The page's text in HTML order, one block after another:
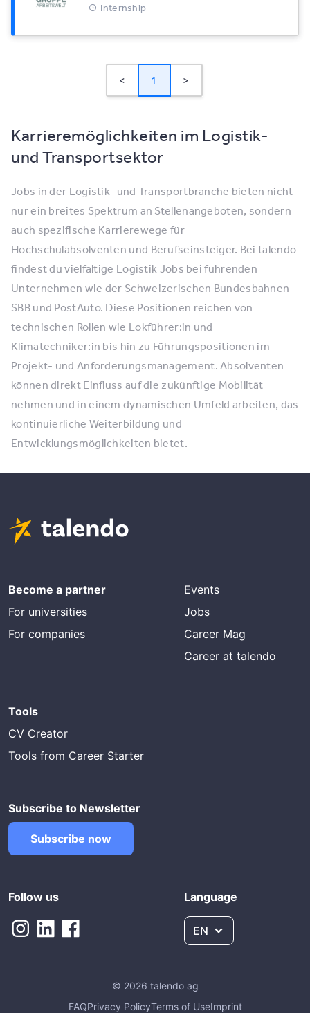
Internship
< 1 >
Karrieremöglichkeiten im Logistik-
und Transportsektor
Jobs in der Logistik- und Transportbranche bieten nicht
nur ein breites Spektrum an Stellenangeboten, sondern
auch spezifische Karrierewege für
Hochschulabsolventen und Berufseinsteiger. Bei talendo
findest du vielfältige Logistik Jobs bei führenden
Unternehmen wie der Schweizerischen Bundesbahnen
SBB und PostAuto. Diese Positionen reichen von
technischen Rollen wie Lokführer:in und
Klimatechniker:in bis hin zu Führungspositionen im
Projekt- und Anforderungsmanagement. Absolventen
können direkt Einfluss auf die zukünftige Mobilität
nehmen und in einem dynamischen Umfeld arbeiten, das
kontinuierliche Weiterbildung und
Entwicklungsmöglichkeiten bietet.
Become a partner
For universities
For companies
Events
Jobs
Career Mag
Career at talendo
Tools
CV Creator
Tools from Career Starter
Subscribe to Newsletter
Subscribe now
Follow us Language
EN
© 2026 talendo ag
FAQPrivacy PolicyTerms of UseImprint